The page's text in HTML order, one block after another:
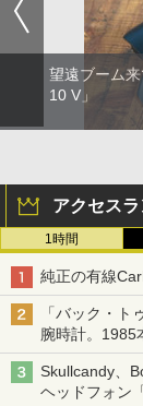
望遠ブーム
10 V」
アクセス
1時間
純正の有線
「バック・
腕時計。1985
Skullcandy、
ヘッドフォン